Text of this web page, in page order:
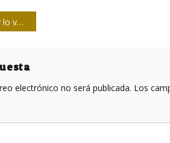
a dirimir
electrónico no será publicada. Los